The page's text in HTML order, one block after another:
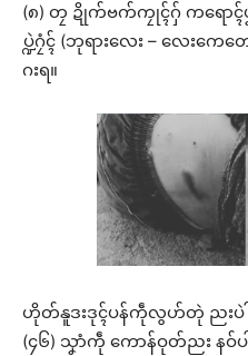
(၈) တၠ ဍိုက်ဗက်ကၠုၚ်ဂှ် ကရောၚ်ပၞ
ပ္ဍဲဂၠံၚ် (ဘုရားလေး – လေးက
ဂးရ။
ဟိုတ်နူဒးဒုၚ်ပန်ကဵုလွဟ်တုဲ ညးပဲ
(၄၆) သၞာံကဵု ကောန်ဝုတ်ညး န